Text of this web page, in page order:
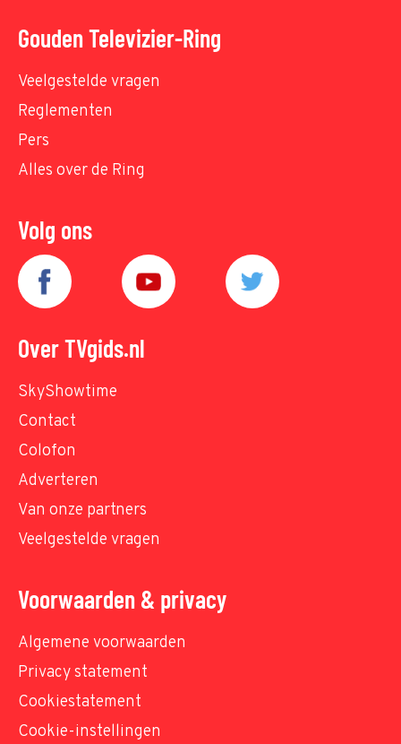
Gouden Televizier-Ring
Veelgestelde vragen
Reglementen
Pers
Alles over de Ring
Volg ons
Over TVgids.nl
SkyShowtime
Contact
Colofon
Adverteren
Van onze partners
Veelgestelde vragen
Voorwaarden & privacy
Algemene voorwaarden
Privacy statement
Cookiestatement
Cookie-instellingen